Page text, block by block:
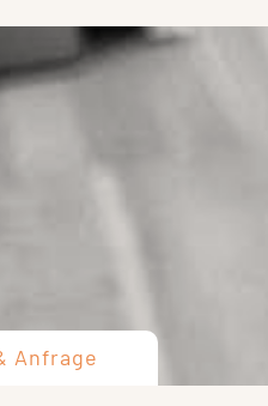
Anfrage